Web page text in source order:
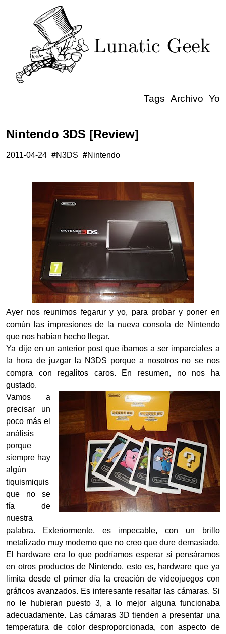
Tags Archivo Yo
Nintendo 3DS [Review]
2011-04-24 #N3DS #Nintendo
Ayer nos reunimos fegarur y yo, para probar y poner en
común las impresiones de la nueva consola de Nintendo
que nos habían hecho llegar.
Ya dije en un anterior post que íbamos a ser imparciales a
la hora de juzgar la N3DS porque a nosotros no se nos
compra con regalitos caros. En resumen, no nos ha
gustado.
Vamos a
precisar un
poco más el
análisis
porque
siempre hay
algún
tiquismiquis
que no se
fía de
nuestra
palabra. Exteriormente, es impecable, con un brillo
metalizado muy moderno que no creo que dure demasiado.
El hardware era lo que podríamos esperar si pensáramos
en otros productos de Nintendo, esto es, hardware que ya
limita desde el primer día la creación de videojuegos con
gráficos avanzados. Es interesante resaltar las cámaras. Si
no le hubieran puesto 3, a lo mejor alguna funcionaba
adecuadamente. Las cámaras 3D tienden a presentar una
temperatura de color desproporcionada, con aspecto de